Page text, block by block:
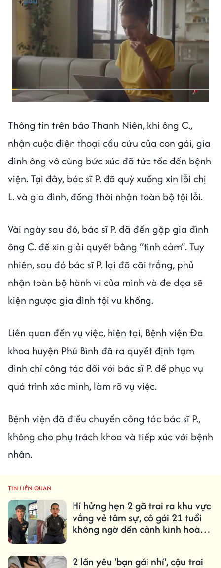
Thông tin trên báo Thanh Niên, khi ông C.,
nhận cuộc điện thoại cầu cứu của con gái, gia
đình ông vô cùng bức xúc đã tức tốc đến bệnh
viện. Tại đây, bác sĩ P. đã quỳ xuống xin lỗi chị
L. và gia đình, đồng thời nhận toàn bộ tội lỗi.
Vài ngày sau đó, bác sĩ P. đã đến gặp gia đình
ông C. để xin giải quyết bằng “tình cảm”. Tuy
nhiên, sau đó bác sĩ P. lại đã cãi trắng, phủ
nhận toàn bộ hành vi của mình và đe dọa sẽ
kiện ngược gia đình tội vu khống.
Liên quan đến vụ việc, hiện tại, Bệnh viện Đa
khoa huyện Phú Bình đã ra quyết định tạm
đình chỉ công tác đối với bác sĩ P. để phục vụ
quá trình xác minh, làm rõ vụ việc.
Bệnh viện đã điều chuyển công tác bác sĩ P.,
không cho phụ trách khoa và tiếp xúc với bệnh
nhân.
TIN LIÊN QUAN
Hí hửng hẹn 2 gã trai ra khu vực
vắng vẻ tâm sự, cô gái 21 tuổi
không ngờ đến cảnh kinh hoàng
2 lần yêu 'bạn gái nhí', cậu trai